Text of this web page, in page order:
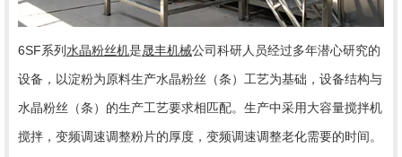
6SF系列水晶粉丝机是晟丰机械公司科研人员经过多年潜心研究的
设备，以淀粉为原料生产水晶粉丝（条）工艺为基础，设备结构与
水晶粉丝（条）的生产工艺要求相匹配。生产中采用大容量搅拌机
搅拌，变频调速调整粉片的厚度，变频调速调整老化需要的时间。